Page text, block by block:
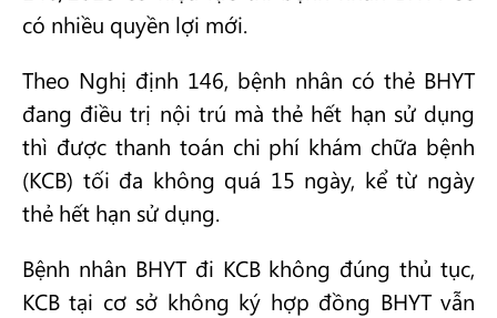
có nhiều quyền lợi mới.
Theo Nghị định 146, bệnh nhân có thẻ BHYT
đang điều trị nội trú mà thẻ hết hạn sử dụng
thì được thanh toán chi phí khám chữa bệnh
(KCB) tối đa không quá 15 ngày, kể từ ngày
thẻ hết hạn sử dụng.
Bệnh nhân BHYT đi KCB không đúng thủ tục,
KCB tại cơ sở không ký hợp đồng BHYT vẫn